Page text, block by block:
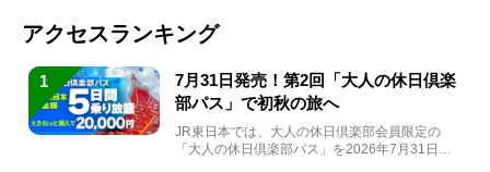
アクセスランキング
1
7月31日発売！第2回「大人の休日倶楽
部パス」で初秋の旅へ
JR東日本では、大人の休日倶楽部会員限定の
「大人の休日倶楽部パス」を2026年7月31日